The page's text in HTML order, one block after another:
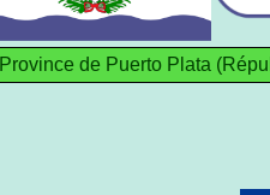
Province de Puerto Plata